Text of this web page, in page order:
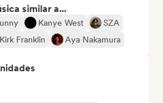
similar a...
Kanye West
SZA
Kirk Franklin Aya Nakamura